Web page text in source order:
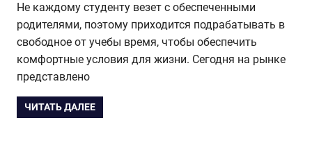
Не каждому студенту везет с обеспеченными
родителями, поэтому приходится подрабатывать в
свободное от учебы время, чтобы обеспечить
комфортные условия для жизни. Сегодня на рынке
представлено
ЧИТАТЬ ДАЛЕЕ